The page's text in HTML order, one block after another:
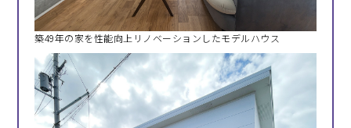
築49年の家を性能向上リノベーションしたモデルハウス